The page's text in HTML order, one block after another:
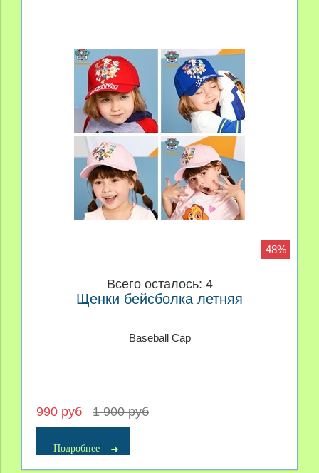
48%
Всего осталось: 4
Щенки бейсболка летняя
Baseball Cap
990 руб 1 900 руб
Подробнее